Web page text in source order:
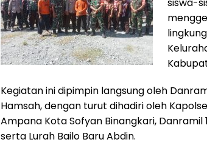
Kegiatan ini dipimpin langsung oleh
Hamsah, dengan turut dihadiri oleh
Ampana Kota Sofyan Binangkari,
serta Lurah Bailo Baru Abdin.